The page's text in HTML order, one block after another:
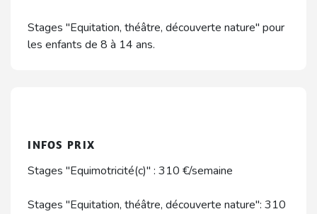
Stages "Equitation, théâtre, découverte nature" pour
les enfants de 8 à 14 ans.
INFOS PRIX
Stages "Equimotricité(c)" : 310 €/semaine
Stages "Equitation, théâtre, découverte nature": 310